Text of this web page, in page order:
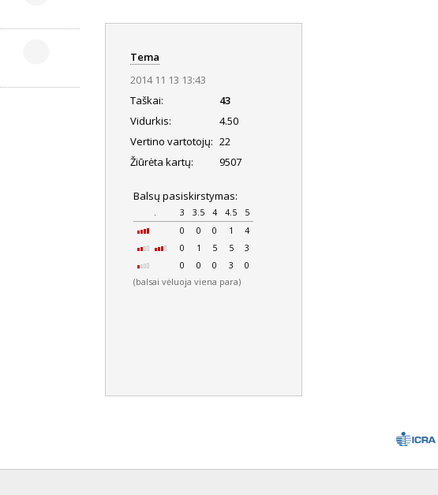
Tema
2014 11 13 13:43
Taškai:
43
Vidurkis:
4.50
Vertino vartotojų: 22
Žiūrėta kartų:
9507
Balsų pasiskirstymas:
. 3 3.5 4 4.5
5
0
0 0 1
4
0
1 5 5
3
0
0 0 3 0
(balsai vėluoja viena para)